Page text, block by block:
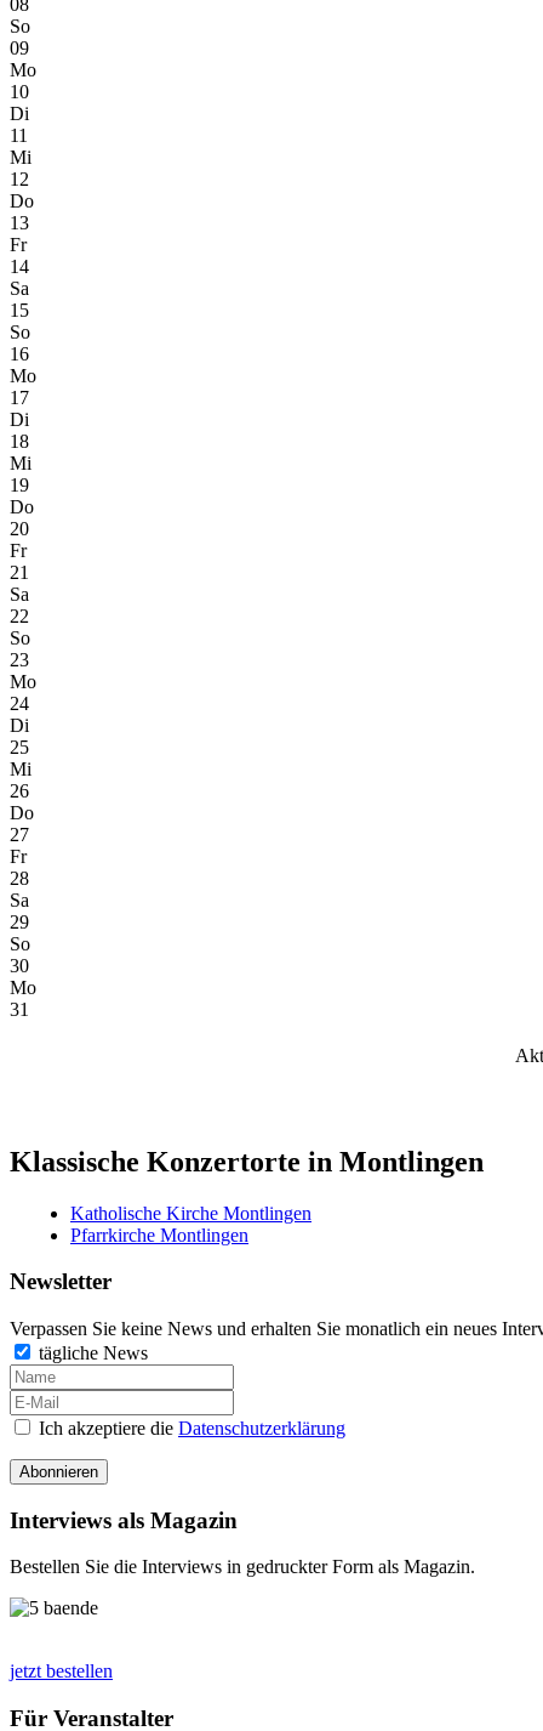
So
09
Mo
10
Di
11
Mi
12
Do
13
Fr
14
Sa
15
So
16
Mo
17
Di
18
Mi
19
Do
20
Fr
21
Sa
22
So
23
Mo
24
Di
25
Mi
26
Do
27
Fr
28
Sa
29
So
30
Mo
31
Klassische Konzertorte in Montlingen
Katholische Kirche Montlingen
Pfarrkirche Montlingen
Newsletter
Verpassen Sie keine News und erhalten Sie monatlich ein neues
tägliche News
Ich akzeptiere die Datenschutzerklärung
Abonnieren
Interviews als Magazin
Bestellen Sie die Interviews in gedruckter Form als Magazin.
jetzt bestellen
Für Veranstalter